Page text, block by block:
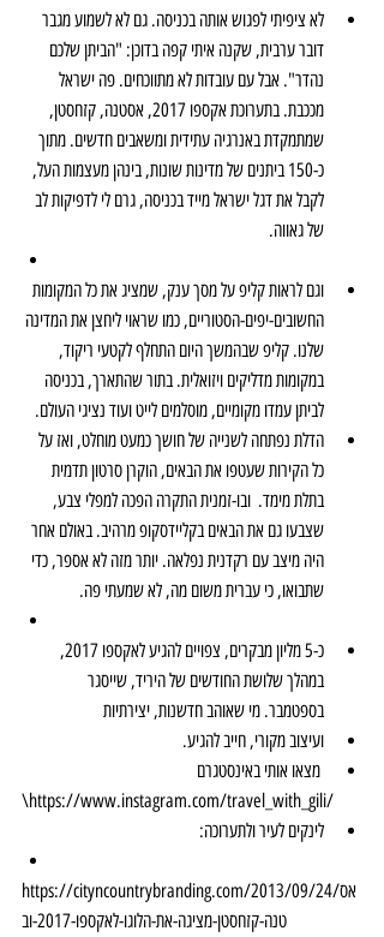
לא ציפיתי לפגוש אותה בכניסה. גם לא לשמוע מגבר
דובר ערבית, שקנה איתי קפה בדוכן: "הביתן שלכם
נהדר". אבל עם עובדות לא מתווכחים. פה ישראל
מככבת. בתערוכת אקספו 2017, אסטנה, קזחסטן,
שמתמקדת באנרגיה עתידית ומשאבים חדשים. מתוך
כ-150 ביתנים של מדינות שונות, בינהן מעצמות העל,
לקבל את דגל ישראל מייד בכניסה, גרם לי לדפיקות לב
של גאווה.
וגם לראות קליפ על מסך ענק, שמציג את כל המקומות
החשובים-יפים-הסטוריים, כמו שראוי ליחצן את המדינה
שלנו. קליפ שבהמשך היום התחלף לקטעי ריקוד,
במקומות מדליקים ויזואלית. בתור שהתארך, בכניסה
לביתן עמדו מקומיים, מוסלמים לייט ועוד נציגי העולם.
הדלת נפתחה לשנייה של חושך כמעט מוחלט, ואז על
כל הקירות שעטפו את הבאים, הוקרן סרטון תדמית
בתלת מימד.  ובו-זמנית התקרה הפכה למפלי צבע,
שצבעו גם את הבאים בקליידסקופ מרהיב. באולם אחר
היה מיצב עם רקדנית נפלאה. יותר מזה לא אספר, כדי
שתבואו, כי עברית משום מה, לא שמעתי פה.
כ-5 מליון מבקרים, צפויים להגיע לאקספו 2017,
במהלך שלושת החודשים של היריד, שייסגר
בספטמבר. מי שאוהב חדשנות, יצירתיות
ועיצוב מקורי, חייב להגיע.
\https://www.instagram.com/travel_with_gili/
לינקים לעיר ולתערוכה:
https://cityncountrybranding.com/2013/09/24/אס
טנה-קזחסטן-מציגה-את-הלוגו-לאקספו-2017-וב